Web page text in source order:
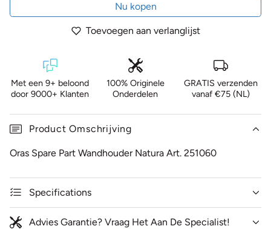
Nu kopen
Toevoegen aan verlanglijst
Met een 9+ beloond
door 9000+ Klanten
100% Originele
Onderdelen
GRATIS verzenden
vanaf €75 (NL)
Product Omschrijving
Oras Spare Part Wandhouder Natura Art. 251060
Specifications
Advies Garantie? Vraag Het Aan De Specialist!